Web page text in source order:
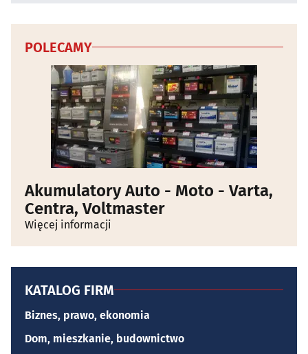
POLECAMY
Akumulatory Auto - Moto - Varta,
Centra, Voltmaster
Więcej informacji
KATALOG FIRM
Biznes, prawo, ekonomia
Dom, mieszkanie, budownictwo